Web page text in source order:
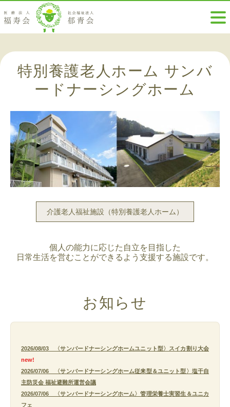
特別養護老人ホーム サンバ
ードナーシングホーム
介護老人福祉施設（特別養護老人ホーム）
個人の能力に応じた自立を目指した
日常生活を営むことができるよう支援する施設です。
お知らせ
2026/08/03 〈サンバードナーシングホームユニット型〉スイカ割り大会
new!
2026/07/06 〈サンバードナーシングホーム従来型＆ユニット型〉塩干自
主防災会 福祉避難所運営会議
2026/07/06 〈サンバードナーシングホーム〉管理栄養士実習生＆ユニカ
フェ